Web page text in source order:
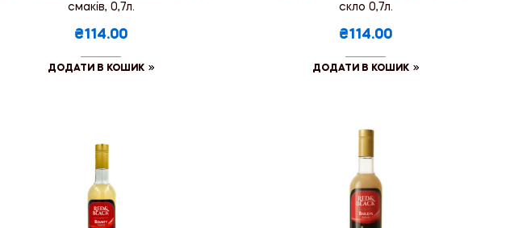
смаків, 0,7л.
₴114.00
ДОДАТИ В КОШИК
скло 0,7л.
₴114.00
ДОДАТИ В КОШИК